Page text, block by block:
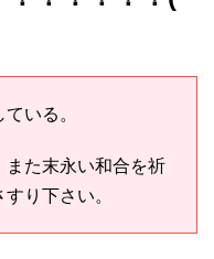
いる。
また末永い和合を祈
り下さい。